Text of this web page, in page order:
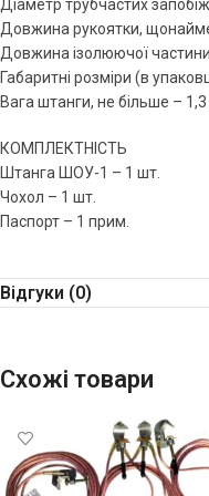
Діаметр трубчастих
Довжина рукоятки,
Довжина ізолюючої
Габаритні розміри (в
Вага штанги, не більше – 1,3
КОМПЛЕКТНІСТЬ
Штанга ШОУ-1 – 1 шт.
Чохол – 1 шт.
Паспорт – 1 прим.
Відгуки (0)
Схожі товари